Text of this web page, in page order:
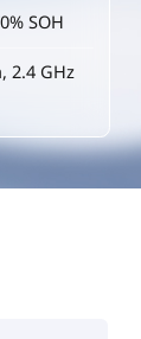
SOH
2.4 GHz
SOH
2.4 GHz